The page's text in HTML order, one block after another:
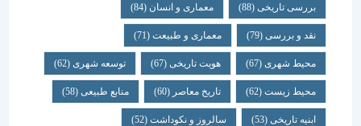
بررسی تاریخی (88) معماری و انسان (84)
نقد و بررسی (79) معماری و طبیعت (71)
محیط شهری(67) هویت تاریخی(67) توسعه شهری(62)
محیط زیست(62) تاریخ معاصر(60) منابع طبیعی(58)
ابنیه تاریخی(53) سالروز و نکوداشت(52)